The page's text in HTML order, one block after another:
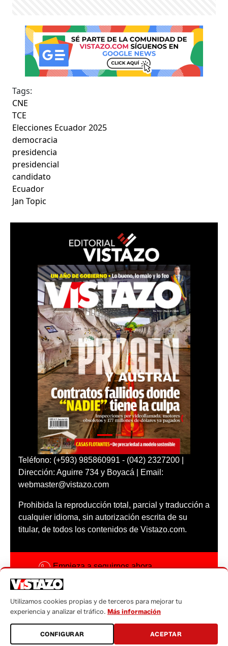
Tags:
CNE
TCE
Elecciones Ecuador 2025
democracia
presidencia
presidencial
candidato
Ecuador
Jan Topic
Teléfono: (+593) 985860991 - (042) 2327200 |
Dirección: Aguirre 734 y Boyacá | Email:
webmaster@vistazo.com
Prohibida la reproducción total, parcial y traducción a
cualquier idioma, sin autorización escrita de su
titular, de todos los contenidos de Vistazo.com.
Empieza a seguirnos ahora
Código ética
Sugerencias a:
sugerencias@vistazo.com
Utilizamos cookies propias y de terceros para mejorar tu
experiencia y analizar el tráfico. Más información
CONFIGURAR ACEPTAR